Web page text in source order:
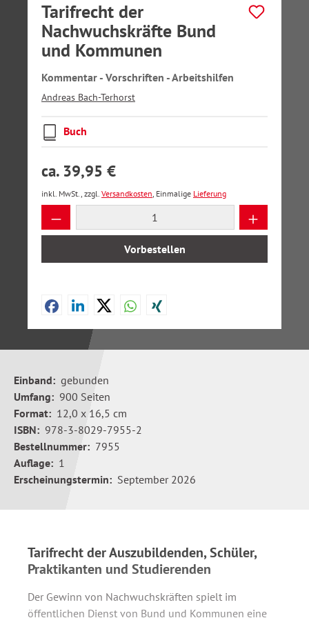
Tarifrecht der
Nachwuchskräfte Bund
und Kommunen
Kommentar - Vorschriften - Arbeitshilfen
Andreas Bach-Terhorst
Buch
ca. 39,95 €
inkl. MwSt., zzgl. Versandkosten, Einmalige Lieferung
Produkt Anzahl: Gib den gewünschten
Vorbestellen
Einband: gebunden
Umfang: 900 Seiten
Format: 12,0 x 16,5 cm
ISBN: 978-3-8029-7955-2
Bestellnummer: 7955
Auflage: 1
Erscheinungstermin: September 2026
Tarifrecht der Auszubildenden, Schüler,
Praktikanten und Studierenden
Der Gewinn von Nachwuchskräften spielt im
öffentlichen Dienst von Bund und Kommunen eine